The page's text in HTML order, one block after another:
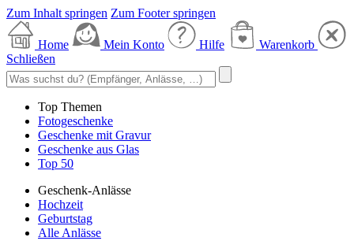
Zum Inhalt springen Zum Footer springen
Home Mein Konto Hilfe
Warenkorb
Schließen
Top Themen
Fotogeschenke
Geschenke mit Gravur
Geschenke aus Glas
Top 50
Geschenk-Anlässe
Hochzeit
Geburtstag
Alle Anlässe